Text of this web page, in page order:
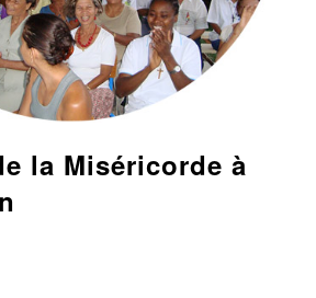
la Miséricorde à